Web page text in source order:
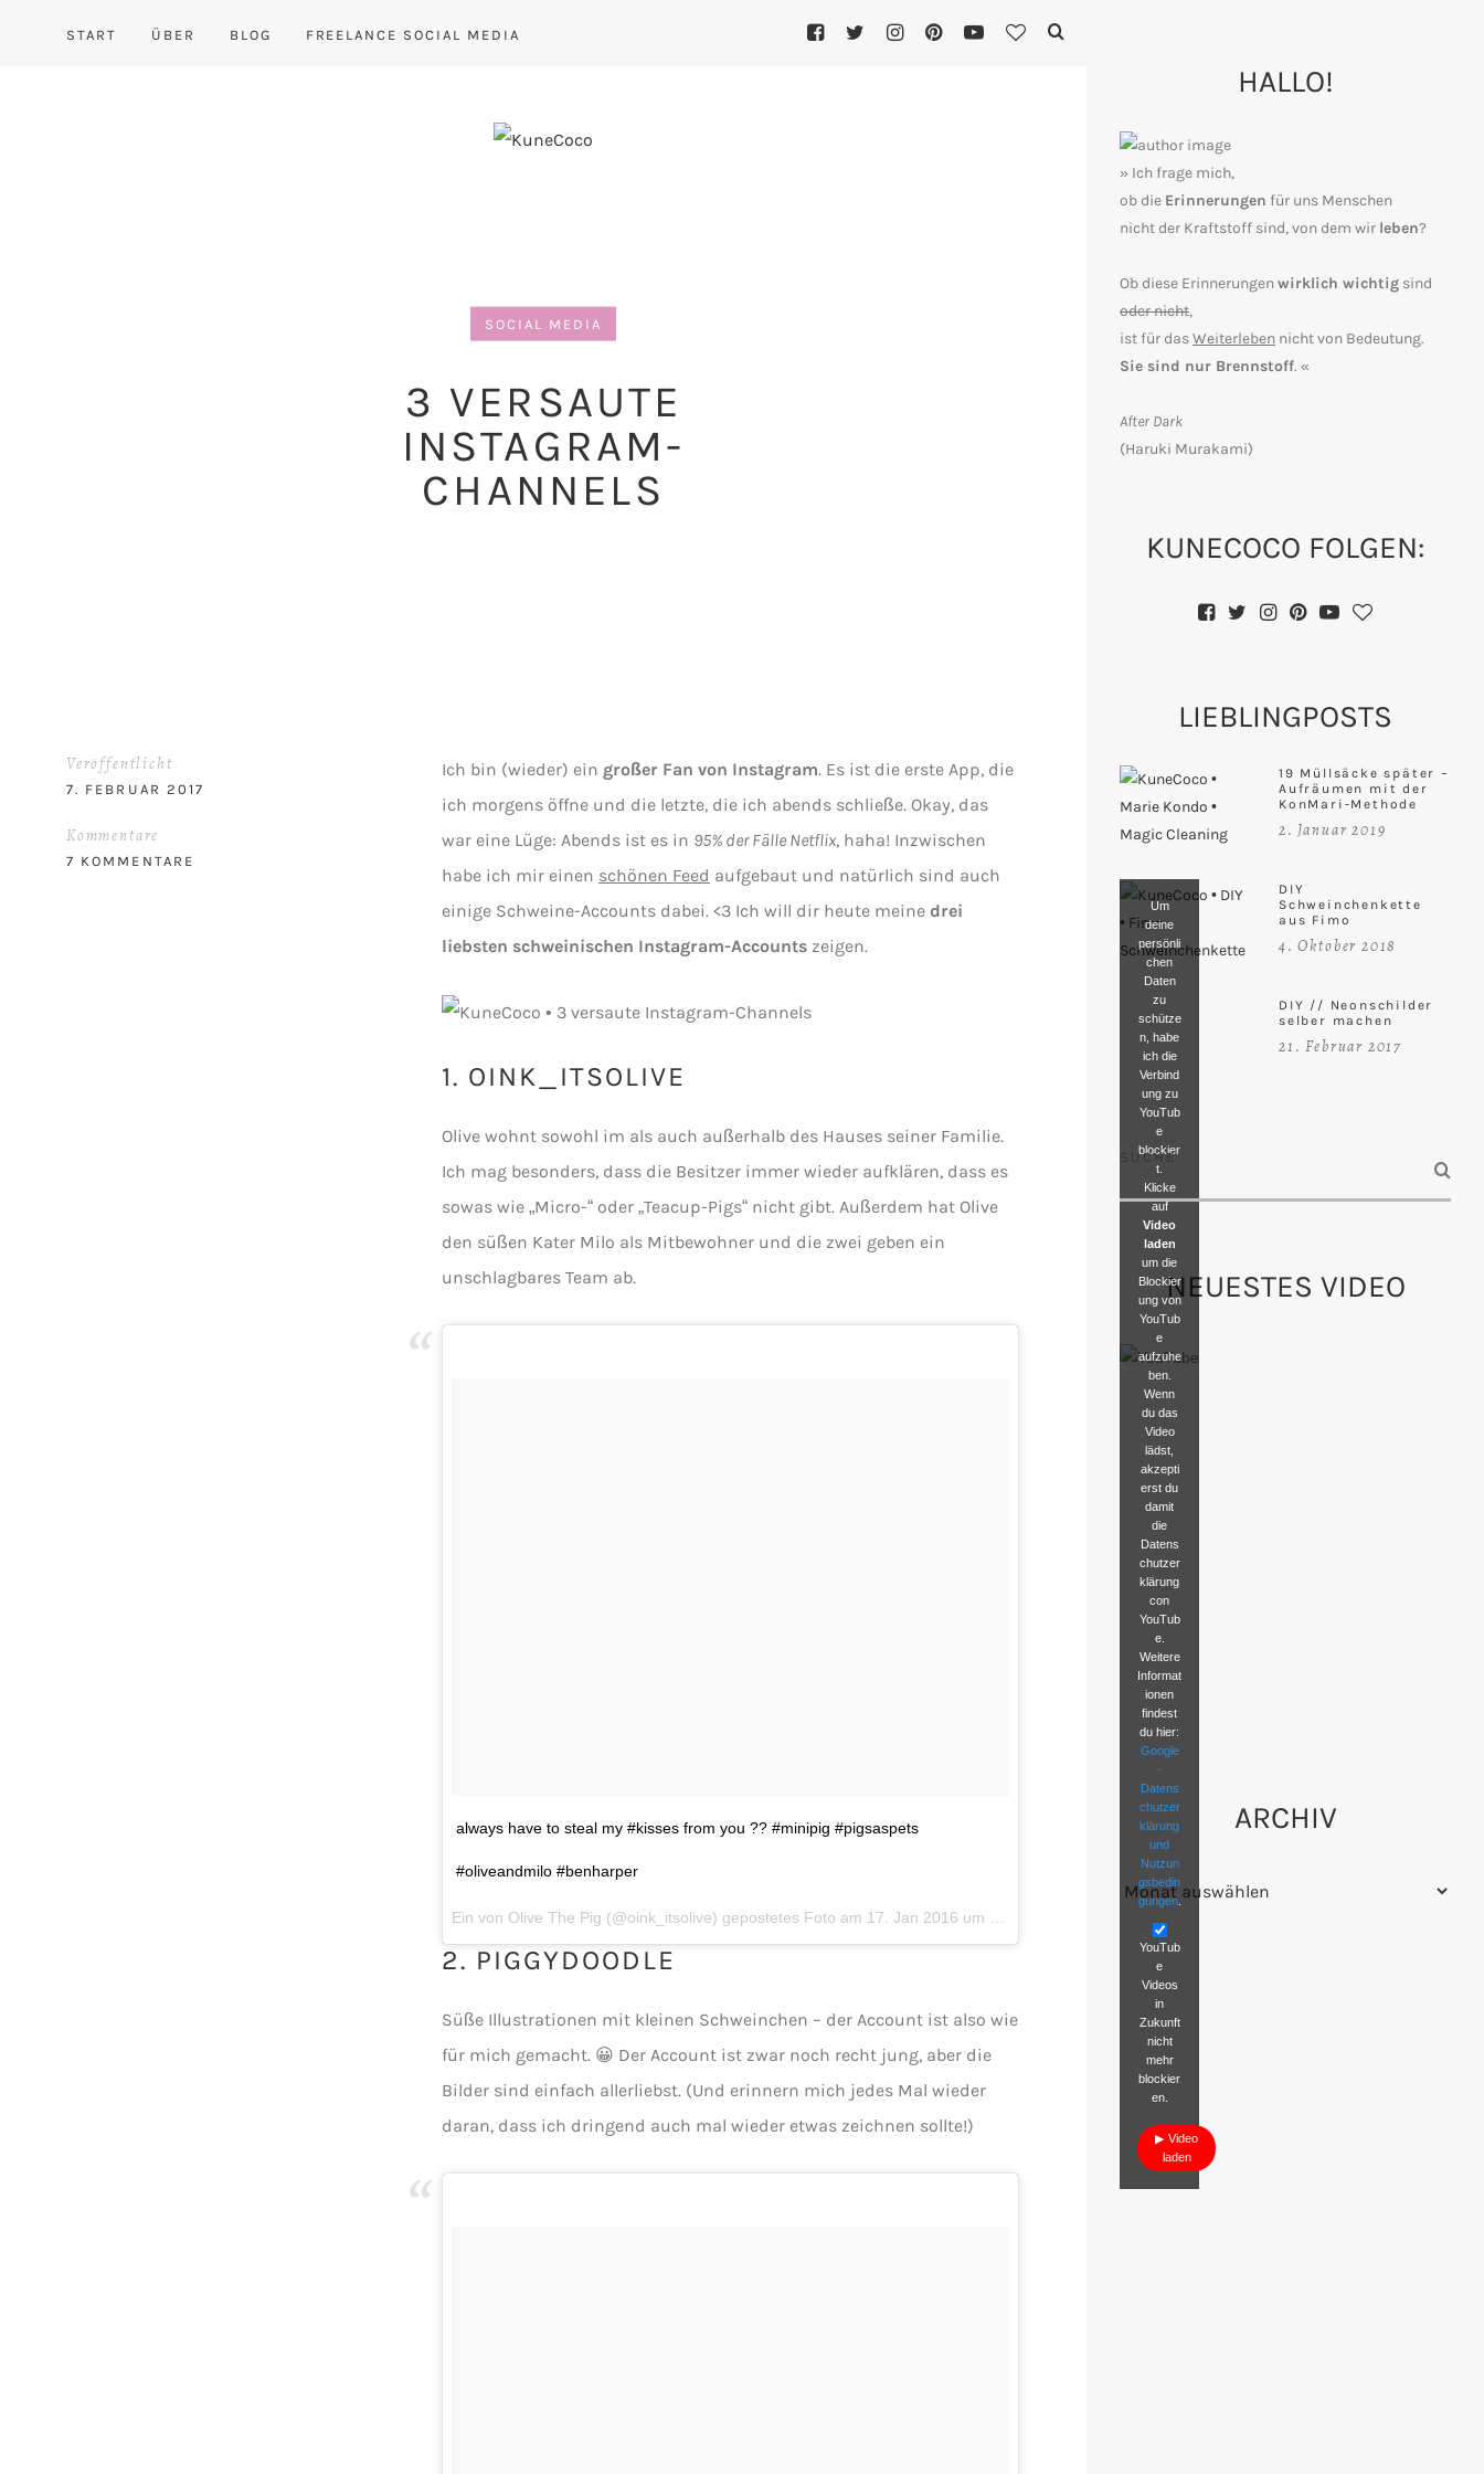
START ÜBER BLOG FREELANCE SOCIAL MEDIA
SOCIAL MEDIA
3 VERSAUTE
INSTAGRAM-
CHANNELS
Veröffentlicht
7. FEBRUAR 2017
Kommentare
7 KOMMENTARE
Ich bin (wieder) ein großer Fan von Instagram. Es ist die erste App, die
ich morgens öffne und die letzte, die ich abends schließe. Okay, das
war eine Lüge: Abends ist es in 95% der Fälle Netflix, haha! Inzwischen
habe ich mir einen schönen Feed aufgebaut und natürlich sind auch
einige Schweine-Accounts dabei. <3 Ich will dir heute meine drei
liebsten schweinischen Instagram-Accounts zeigen.
1. OINK_ITSOLIVE
Olive wohnt sowohl im als auch außerhalb des Hauses seiner Familie.
Ich mag besonders, dass die Besitzer immer wieder aufklären, dass es
sowas wie „Micro-“ oder „Teacup-Pigs“ nicht gibt. Außerdem hat Olive
den süßen Kater Milo als Mitbewohner und die zwei geben ein
unschlagbares Team ab.
always have to steal my #kisses from you ?? #minipig #pigsaspets
#oliveandmilo #benharper
Ein von Olive The Pig (@oink_itsolive) gepostetes Foto am 17. Jan 2016 um 19:44 Uhr
2. PIGGYDOODLE
Süße Illustrationen mit kleinen Schweinchen – der Account ist also wie
für mich gemacht. 😀 Der Account ist zwar noch recht jung, aber die
Bilder sind einfach allerliebst. (Und erinnern mich jedes Mal wieder
daran, dass ich dringend auch mal wieder etwas zeichnen sollte!)
HALLO!
» Ich frage mich,
ob die Erinnerungen für uns Menschen
nicht der Kraftstoff sind, von dem wir leben?
Ob diese Erinnerungenwirklich wichtig sind
oder nicht,
ist für dasWeiterleben nicht von Bedeutung.
Sie sind nur Brennstoff. «
After Dark
(Haruki Murakami)
KUNECOCO FOLGEN:
LIEBLINGPOSTS
19 Müllsäcke später –
Aufräumen mit der
KonMari-Methode
2. Januar 2019
DIY
Schweinchenkette
aus Fimo
4. Oktober 2018
DIY // Neonschilder
selber machen
21. Februar 2017
SUCHE
NEUESTES VIDEO
Um
deine
persönli
chen
Daten
zu
schütze
n, habe
ich die
Verbind
ung zu
YouTub
e
blockier
t.
Klicke
auf
Video
laden
um die
Blockier
ung von
YouTub
e
aufzuhe
ben.
Wenn
du das
Video
lädst,
akzepti
erst du
damit
die
Datens
chutzer
klärung
con
YouTub
e.
Weitere
Informat
ionen
findest
du hier:
Google
-
Datens
chutzer
klärung
und
Nutzun
gsbedin
gungen.
YouTub
e
Videos
in
Zukunft
nicht
mehr
blockier
en.
Video
laden
ARCHIV
Archiv